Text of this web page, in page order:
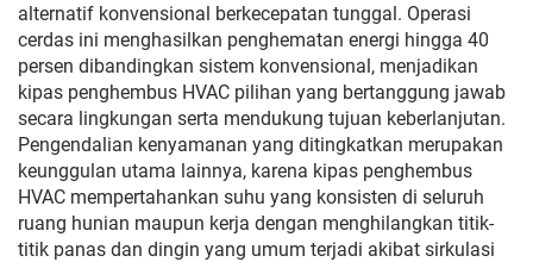
alternatif konvensional berkecepatan tunggal. Operasi
cerdas ini menghasilkan penghematan energi hingga 40
persen dibandingkan sistem konvensional, menjadikan
kipas penghembus HVAC pilihan yang bertanggung jawab
secara lingkungan serta mendukung tujuan keberlanjutan.
Pengendalian kenyamanan yang ditingkatkan merupakan
keunggulan utama lainnya, karena kipas penghembus
HVAC mempertahankan suhu yang konsisten di seluruh
ruang hunian maupun kerja dengan menghilangkan titik-
titik panas dan dingin yang umum terjadi akibat sirkulasi